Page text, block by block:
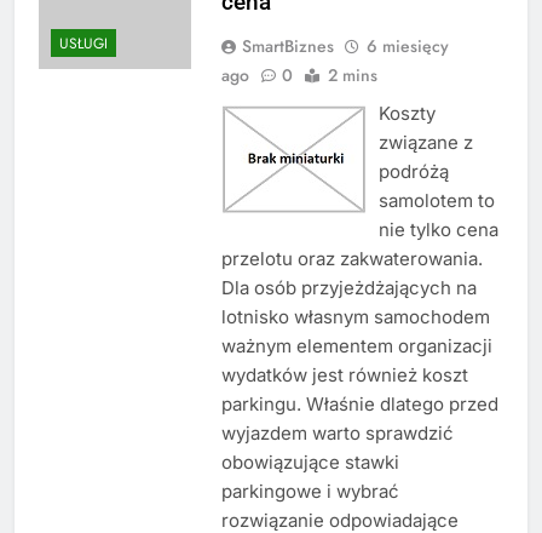
USŁUGI SmartBiznes
6 miesięcy
ago
0 2 mins
Koszty
związane z
podróżą
samolotem to
nie tylko cena
przelotu oraz zakwaterowania.
Dla osób przyjeżdżających na
lotnisko własnym samochodem
ważnym elementem organizacji
wydatków jest również koszt
parkingu. Właśnie dlatego przed
wyjazdem warto sprawdzić
obowiązujące stawki
parkingowe i wybrać
rozwiązanie odpowiadające